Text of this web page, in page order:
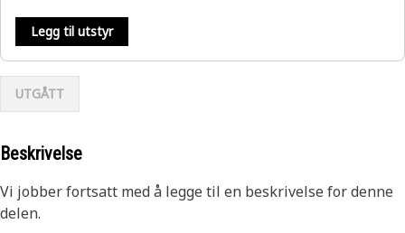
Legg til utstyr
UTGÅTT
Beskrivelse
Vi jobber fortsatt med å legge til en beskrivelse for denne
delen.